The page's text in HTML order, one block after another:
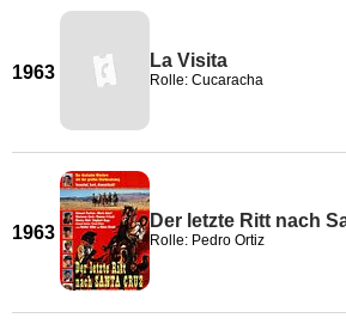
1963
La Visita
Rolle: Cucaracha
1963
Der letzte Ritt nach
Rolle: Pedro Ortiz